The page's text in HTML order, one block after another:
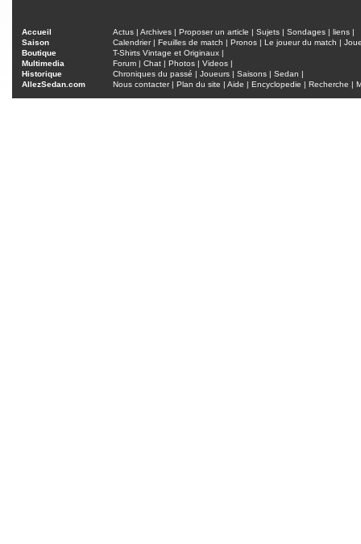
Accueil Actus | Archives | Proposer un article | Sujets | Sondages | liens |
Saison
Calendrier| Feuilles de match | Pronos | Le joueur du match |
Boutique
T-Shirts Vintage et Originaux |
Multimedia
Forum | Chat | Photos | Videos |
Historique
Chroniques du passé | Joueurs | Saisons | Sedan |
AllezSedan.com
Nous contacter| Plan du site | Aide | Encyclopedie | Recherche |